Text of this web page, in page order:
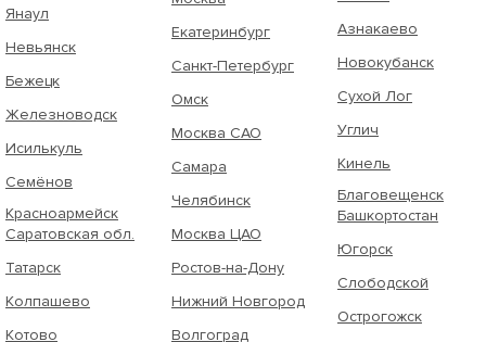
Янаул
Невьянск
Бежецк
Железноводск
Исилькуль
Семёнов
Красноармейск
Саратовская обл.
Татарск
Колпашево
Котово
Екатеринбург
Санкт-Петербург
Омск
Москва САО
Самара
Челябинск
Москва ЦАО
Ростов-на-Дону
Нижний Новгород
Волгоград
Азнакаево
Новокубанск
Сухой Лог
Углич
Кинель
Благовещенск
Башкортостан
Югорск
Слободской
Острогожск